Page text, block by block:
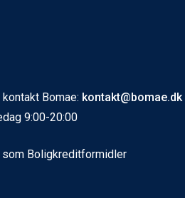
Bomae: kontakt@bomae.dk
9:00-20:00
som Boligkreditformidler